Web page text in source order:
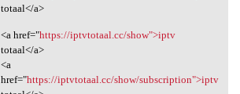
totaal</a>
<a href="https://iptvtotaal.cc/show">iptv
totaal</a>
<a
href="https://iptvtotaal.cc/show/subscription">iptv